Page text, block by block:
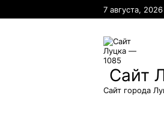
7 августа,
Сайт
Сайт города